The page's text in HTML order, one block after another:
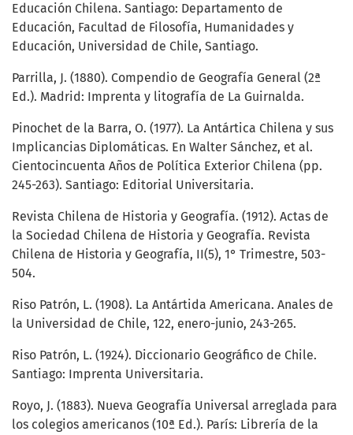
Educación Chilena. Santiago: Departamento de
Educación, Facultad de Filosofía, Humanidades y
Educación, Universidad de Chile, Santiago.
Parrilla, J. (1880). Compendio de Geografía General (2ª
Ed.). Madrid: Imprenta y litografía de La Guirnalda.
Pinochet de la Barra, O. (1977). La Antártica Chilena y sus
Implicancias Diplomáticas. En Walter Sánchez, et al.
Cientocincuenta Años de Política Exterior Chilena (pp.
245-263). Santiago: Editorial Universitaria.
Revista Chilena de Historia y Geografía. (1912). Actas de
la Sociedad Chilena de Historia y Geografía. Revista
Chilena de Historia y Geografía, II(5), 1° Trimestre, 503-
504.
Riso Patrón, L. (1908). La Antártida Americana. Anales de
la Universidad de Chile, 122, enero-junio, 243-265.
Riso Patrón, L. (1924). Diccionario Geográfico de Chile.
Santiago: Imprenta Universitaria.
Royo, J. (1883). Nueva Geografía Universal arreglada para
los colegios americanos (10ª Ed.). París: Librería de la